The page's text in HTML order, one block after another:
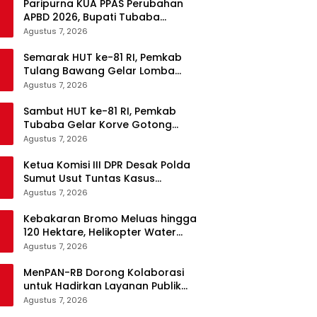
Paripurna KUA PPAS Perubahan
APBD 2026, Bupati Tubaba
Targetkan Pendapatan Daerah
Agustus 7, 2026
Semarak HUT ke-81 RI, Pemkab
Tulang Bawang Gelar Lomba
Senam Udang Manis
Agustus 7, 2026
Sambut HUT ke-81 RI, Pemkab
Tubaba Gelar Korve Gotong
Royong dan Bersih-Bersih
Agustus 7, 2026
Ketua Komisi III DPR Desak Polda
Sumut Usut Tuntas Kasus
Kematian WL Secara Transparan
Agustus 7, 2026
Kebakaran Bromo Meluas hingga
120 Hektare, Helikopter Water
Bombing Disiagakan
Agustus 7, 2026
MenPAN-RB Dorong Kolaborasi
untuk Hadirkan Layanan Publik
yang Terintegrasi dan Inklusif
Agustus 7, 2026